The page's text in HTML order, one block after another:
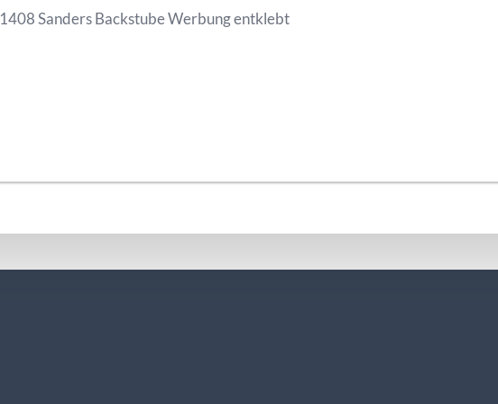
1408 Sanders Backstube Werbung entklebt